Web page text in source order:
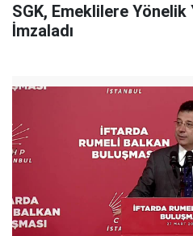
SGK, Emeklilere
İmzaladı